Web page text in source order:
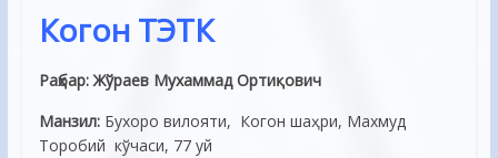
Когон ТЭТК
Раҳбар: Жўраев Мухаммад Ортиқович
Манзил:Бухоро вилояти, Когон шаҳри, Махмуд
Торобий кўчаси, 77 уй